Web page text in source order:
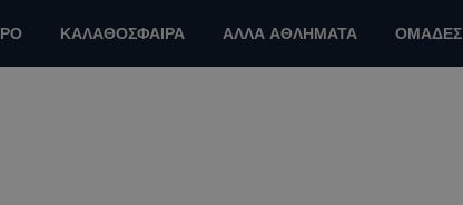
ΚΑΛΑΘΟΣΦΑΙΡΑ ΑΛΛΑ ΑΘΛΗΜΑΤΑ ΟΜΑΔΕΣ